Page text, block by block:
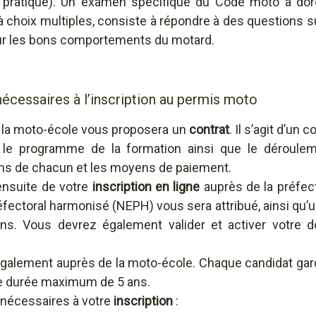
choix multiples, consiste à répondre à des questions
les bons comportements du motard.
à l’inscription au permis moto
moto-école vous proposera un contrat. Il s’agit d’un
programme de la formation ainsi que le
de chacun et les moyens de paiement.
de votre inscription en ligne auprès de la
harmonisé (NEPH) vous sera attribué, ainsi
Vous devrez également valider et activer votre
auprès de la moto-école. Chaque candidat
maximum de 5 ans.
à votre inscription :